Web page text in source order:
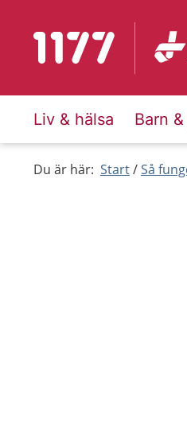
Till startsidan för 1177
Liv & hälsa Barn
Du är här: Start Så